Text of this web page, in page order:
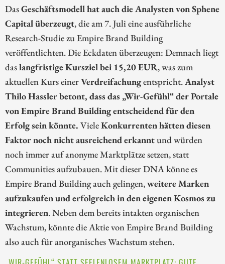
DasGeschäftsmodell hat auch die Analysten von Sphene
Capital überzeugt, die am 7. Juli eine ausführliche
Research-Studie zu Empire Brand Building
veröffentlichten. Die Eckdaten überzeugen: Demnach liegt
daslangfristige Kursziel bei 15,20 EUR, was zum
aktuellen Kurs einerVerdreifachungentspricht.Analyst
Thilo Hassler betont, dass das „Wir-Gefühl“ der Portale
von Empire Brand Building entscheidend für den
Erfolg sein könnte. VieleKonkurrenten hätten diesen
Faktor noch nicht ausreichend erkanntund würden
noch immer auf anonyme Marktplätze setzen, statt
Communities aufzubauen. Mit dieser DNA könne es
Empire Brand Building auch gelingen,weitere Marken
aufzukaufen und erfolgreich in den eigenen Kosmos zu
integrieren. Neben dem bereits intakten organischen
Wachstum, könnte die Aktie von Empire Brand Building
also auch für anorganisches Wachstum stehen.